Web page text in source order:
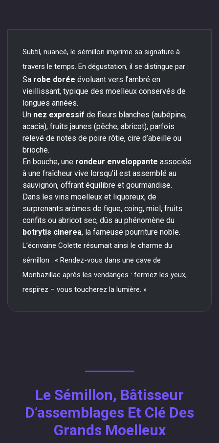
Subtil, nuancé, le sémillon imprime sa signature à
travers le temps. En dégustation, il se distingue par :
Sa robe dorée évoluant vers l’ambré en
vieillissant, typique des moelleux conservés de
longues années.
Un nez expressif de fleurs blanches (aubépine,
acacia), fruits jaunes (pêche, abricot), parfois
relevé de notes de poire rôtie, cire d’abeille ou
brioche.
En bouche, une rondeur enveloppante associée
à une fraîcheur vive lorsqu’il est assemblé au
sauvignon, offrant équilibre et gourmandise.
Dans les vins moelleux et liquoreux, de
surprenants arômes de figue, coing, miel, fruits
confits ou abricot sec, dûs au phénomène du
botrytis cinerea, la fameuse pourriture noble.
L’écrivaine Colette résumait ainsi le charme du
sémillon : « Rendez-vous dans une cave de
Monbazillac après les vendanges : fermez les yeux,
respirez – vous toucherez la lumière. »
Le Sémillon, Bâtisseur
D’assemblages Et Clé Des
Grands Moelleux